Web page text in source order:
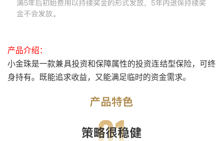
产品介绍：
小金珠是一款兼具投资和保障属性的投资连结型保险，可终
身持有。既能追求收益，又能满足临时的资金需求。